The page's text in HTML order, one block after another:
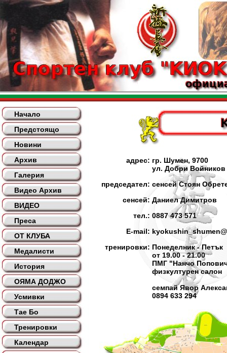
Начало
Предстоящо
Новини
Архив
Галерия
Видео Архив
ВИДЕО
Преса
ОТ КЛУБА
Медалисти
История
ОЯМА ДОДЖО
Усмивки
Тае Бо
Тренировки
Календар
адрес: гр. Шумен, 9700
ул. Добри Войников
председател: сенсей Стоян
сенсей: Даниел Димитров
тел.: 0887 473 571
E-mail:
тренировки: Понеделник - Петък
от 19.00 - 21.00
ПМГ "Нанчо
физкултурен салон
семпай Явор
0894 633 294